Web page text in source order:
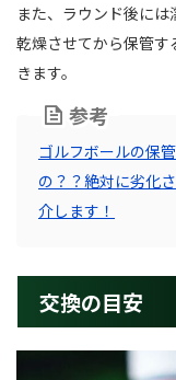
また、ラウンド後に
乾燥させてから保管す
きます。
参考
ゴルフボールの保
の？？絶対に劣化
介します！
交換の目安